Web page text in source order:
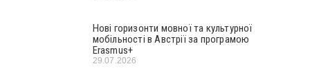
Нові горизонти мовної та культурної
мобільності в Австрії за програмою
Erasmus+
29.07.2026